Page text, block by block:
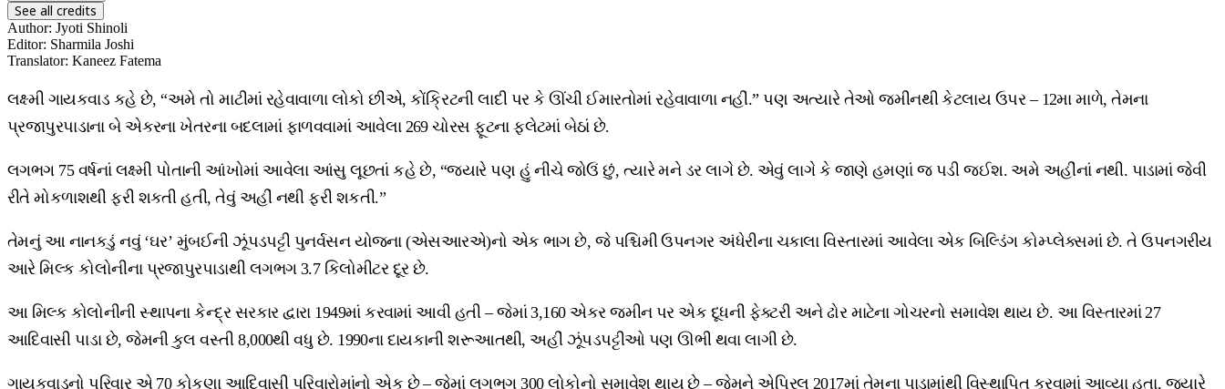
See all credits
Author: Jyoti Shinoli
Editor: Sharmila Joshi
Translator: Kaneez Fatema
લક્ષ્મી ગાયકવાડ કહે છે, “અમે તો માટીમાં રહેવાવાળા લોકો છીએ, કોંક્રિટની લાદી પર કે ઊંચી ઈમારતોમાં રહેવાવાળા નહીં.” પણ અત્યારે તેઓ જમીનથી કેટલાય ઉપર – 12મા માળે, તેમના
પ્રજાપુરપાડાના બે એકરના ખેતરના બદલામાં ફાળવવામાં આવેલા 269 ચોરસ ફૂટના ફ્લેટમાં બેઠાં છે.
લગભગ 75 વર્ષનાં લક્ષ્મી પોતાની આંખોમાં આવેલા આંસુ લૂછતાં કહે છે, “જ્યારે પણ હું નીચે જોઉં છું, ત્યારે મને ડર લાગે છે. એવું લાગે કે જાણે હમણાં જ પડી જઈશ. અમે અહીંનાં નથી. પાડામાં જેવી
રીતે મોકળાશથી ફરી શકતી હતી, તેવું અહીં નથી ફરી શકતી.”
તેમનું આ નાનકડું નવું ‘ઘર’ મુંબઈની ઝૂંપડપટ્ટી પુનર્વસન યોજના (એસઆરએ)નો એક ભાગ છે, જે પશ્ચિમી ઉપનગર અંધેરીના ચકાલા વિસ્તારમાં આવેલા એક બિલ્ડિંગ કોમ્પ્લેક્સમાં છે. તે ઉપનગરીય
આરે મિલ્ક કોલોનીના પ્રજાપુરપાડાથી લગભગ 3.7 કિલોમીટર દૂર છે.
આ મિલ્ક કોલોનીની સ્થાપના કેન્દ્ર સરકાર દ્વારા 1949માં કરવામાં આવી હતી – જેમાં 3,160 એકર જમીન પર એક દૂધની ફેક્ટરી અને ઢોર માટેના ગોચરનો સમાવેશ થાય છે. આ વિસ્તારમાં 27
આદિવાસી પાડા છે, જેમની કુલ વસ્તી 8,000થી વધુ છે. 1990ના દાયકાની શરૂઆતથી, અહીં ઝૂંપડપટ્ટીઓ પણ ઊભી થવા લાગી છે.
ગાયકવાડનો પરિવાર એ 70 કોકણા આદિવાસી પરિવારોમાંનો એક છે – જેમાં લગભગ 300 લોકોનો સમાવેશ થાય છે – જેમને એપ્રિલ 2017માં તેમના પાડામાંથી વિસ્થાપિત કરવામાં આવ્યા હતા, જ્યારે